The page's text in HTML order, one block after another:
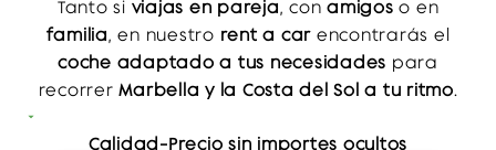
Tanto si viajas en pareja, con amigos o en
familia, en nuestro rent a car encontrarás el
coche adaptado a tus necesidades para
recorrerMarbella y la Costa del Sol a tu ritmo.
Nuestra flota incluyevehículos nuevos
Calidad-Precio sin importes ocultos